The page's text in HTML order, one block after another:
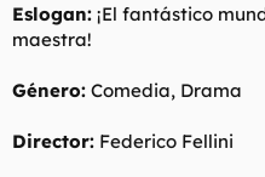
Eslogan: ¡El fantástico
maestra!
Género: Comedia, Drama
Director: Federico Fellini